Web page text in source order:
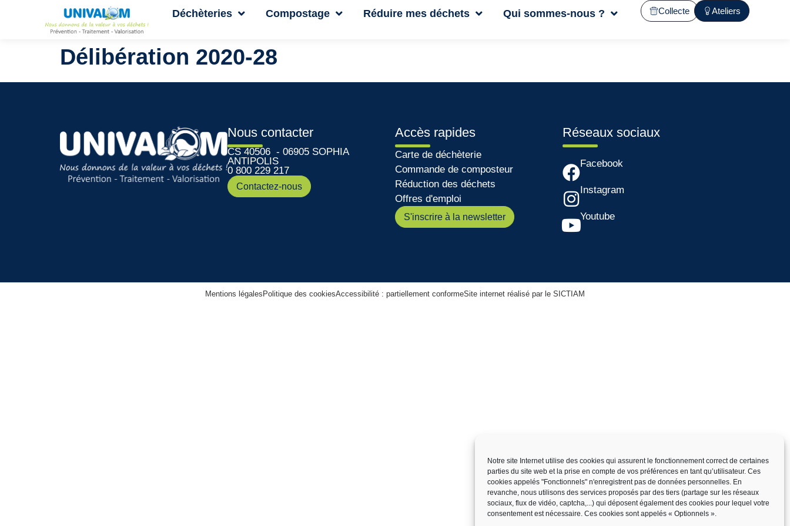
Notre site Internet utilise des cookies qui assurent le fonctionnement correct de certaines
parties du site web et la prise en compte de vos préférences en tant qu’utilisateur. Ces
cookies appelés "Fonctionnels" n'enregistrent pas de données personnelles. En
revanche, nous utilisons des services proposés par des tiers (partage sur les réseaux
sociaux, flux de vidéo, captcha,...) qui déposent également des cookies pour lequel votre
consentement est nécessaire. Ces cookies sont appelés « Optionnels ».
Déchèteries Compostage Réduire mes déchets Qui sommes-nous ? Collecte Ateliers
Délibération 2020-28
Nous contacter
CS 40506 - 06905 SOPHIA
ANTIPOLIS
0 800 229 217
Contactez-nous
Accès rapides
Carte de déchèterie
Commande de composteur
Réduction des déchets
Offres d'emploi
S'inscrire à la newsletter
Réseaux sociaux
Facebook
Instagram
Youtube
Mentions légales Politique des cookiesAccessibilité : partiellement conformeSite internet réalisé par le SICTIAM